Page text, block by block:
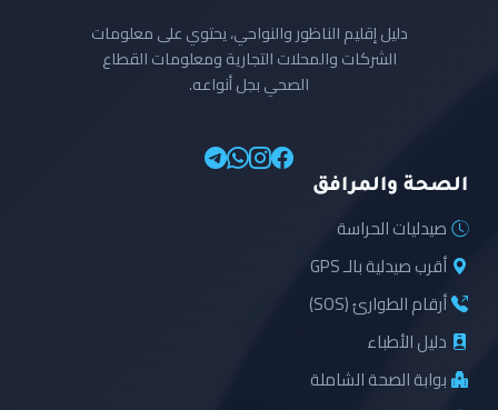
دليل إقليم الناظور والنواحي، يحتوي على معلومات
الشركات والمحلات التجارية ومعلومات القطاع
الصحي بجل أنواعه.
الصحة والمرافق
صيدليات الحراسة
أقرب صيدلية بالـ GPS
أرقام الطوارئ (SOS)
دليل الأطباء
بوابة الصحة الشاملة